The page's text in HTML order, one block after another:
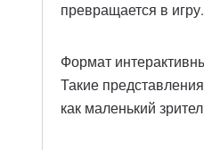
превращается в игру.
Формат
Такие
как маленький